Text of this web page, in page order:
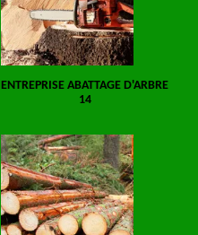
ENTREPRISE ABATTAGE D'ARBRE
14